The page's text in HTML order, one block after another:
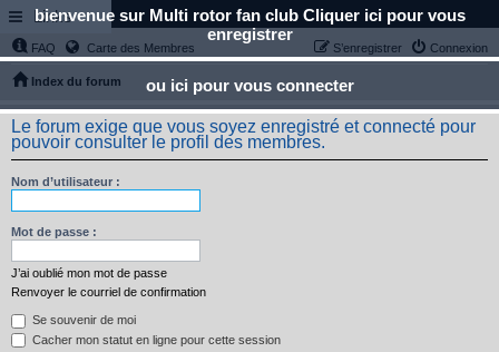
bienvenue sur Multi rotor fan club Cliquer ici pour vous
enregistrer
ou ici pour vous connecter
Links
FAQ Carte des Membres Connexion
S’enregistrer
Index du forum
Le forum exige que vous soyez enregistré et connecté pour
pouvoir consulter le profil des membres.
Nom d’utilisateur :
Mot de passe :
J’ai oublié mon mot de passe
Renvoyer le courriel de confirmation
Se souvenir de moi
Cacher mon statut en ligne pour cette session